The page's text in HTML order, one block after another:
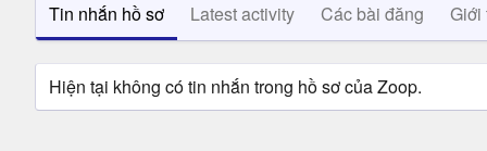
Tin nhắn hồ sơ Latest activity Các bài đăng Giới
Hiện tại không có tin nhắn trong hồ sơ của Zoop.